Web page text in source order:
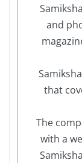
and
that
The
with a